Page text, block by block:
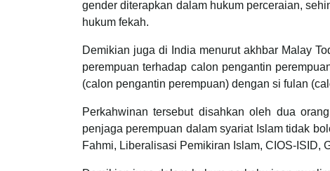
gender diterapkan dalam hukum perceraian,
hukum fekah.
Demikian juga di India menurut akhbar Malay
perempuan terhadap calon pengantin
(calon pengantin perempuan) dengan si fulan
Perkahwinan tersebut disahkan oleh dua
penjaga perempuan dalam syariat Islam tidak
Fahmi, Liberalisasi Pemikiran Islam, CIOS-ISID,